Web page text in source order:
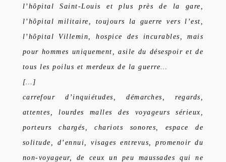
l’hôpital Saint-Louis et plus près de la gare,
l’hôpital militaire, toujours la guerre vers l’est,
l’hôpital Villemin, hospice des incurables, mais
pour hommes uniquement, asile du désespoir et de
tous les poilus et merdeux de la guerre…
[…]
carrefour d’inquiétudes, démarches, regards,
attentes, lourdes malles des voyageurs sérieux,
porteurs chargés, chariots sonores, espace de
solitude, d’ennui, visages entrevus, promenoir du
non-voyageur, de ceux un peu maussades qui ne